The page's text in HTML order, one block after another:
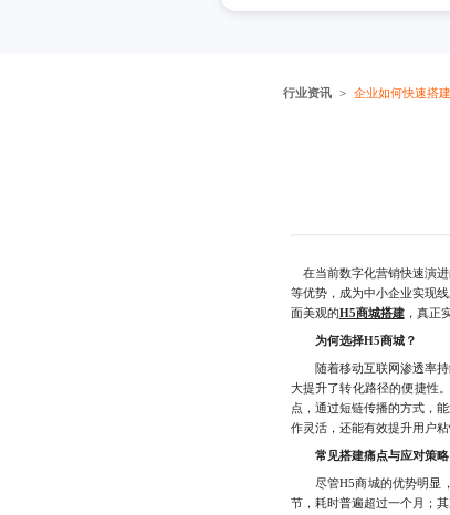
行业资讯 企业如何快速搭
在当前数字化营销快速演进
等优势，成为中小企业实现
面美观的H5商城搭建，真正
为何选择H5商城？
随着移动互联网渗透率持
大提升了转化路径的便捷性
点，通过短链传播的方式，
作灵活，还能有效提升用户粘
常见搭建痛点与应对策略
尽管H5商城的优势明显，
节，耗时普遍超过一个月；